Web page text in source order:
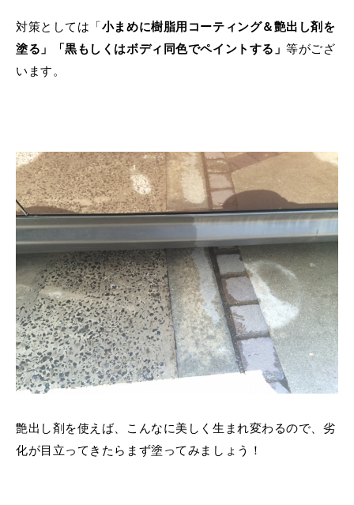
対策としては「小まめに樹脂用コーティング＆艶出し剤を
塗る」「黒もしくはボディ同色でペイントする」等がござ
います。
艶出し剤を使えば、こんなに美しく生まれ変わるので、劣
化が目立ってきたらまず塗ってみましょう！